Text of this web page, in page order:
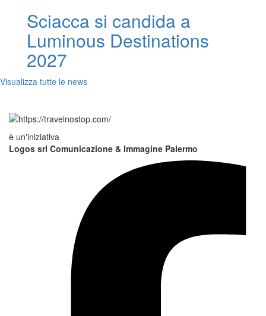
Sciacca si candida a
Luminous Destinations
2027
Visualizza tutte le news
è un'iniziativa
Logos srl Comunicazione & Immagine Palermo